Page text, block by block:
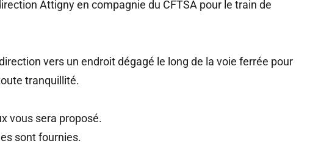
Attigny en compagnie du CFTSA pour le train de
vers un endroit dégagé le long de la voie ferrée pour
tranquillité.
vous sera proposé.
sont fournies.